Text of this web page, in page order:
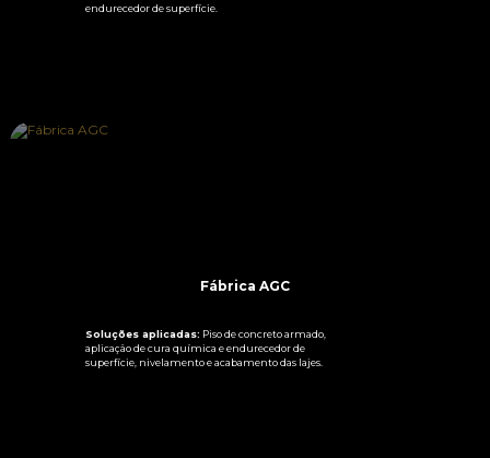
endurecedor de superfície.
Fábrica AGC
Soluções aplicadas: Piso de concreto armado,
aplicação de cura química e endurecedor de
superfície, nivelamento e acabamento das lajes.